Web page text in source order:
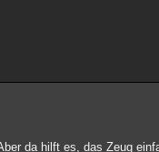
da hilft es, das Zeug